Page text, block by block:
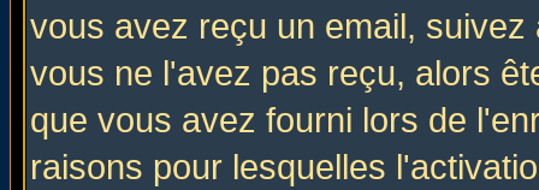
vous avez reçu un email,
vous ne l'avez pas reçu, alors
que vous avez fourni lors de
raisons pour lesquelles